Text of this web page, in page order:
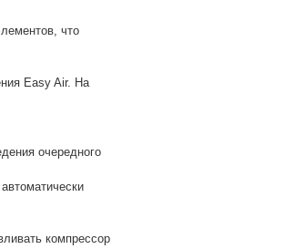
что
Easy Air. На
очередного
компрессор